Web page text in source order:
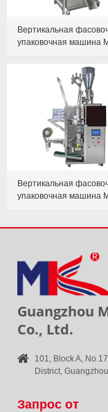
Вертикальная
упаковочная машина
Вертикальная
упаковочная машина
Guangzhou
Co., Ltd.
101, Block A,
District,
Запрос от